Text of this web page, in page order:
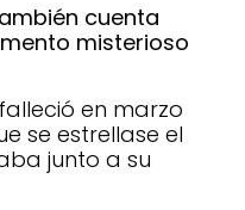
cuenta
misterioso
en marzo
se estrellase el
junto a su